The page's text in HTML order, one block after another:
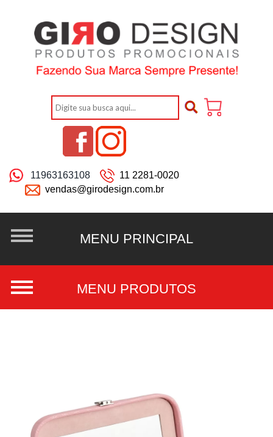
11963163108
11 2281-0020
vendas@girodesign.com.br